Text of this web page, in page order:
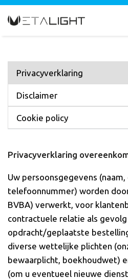
Privacyverklaring
Disclaimer
Cookie policy
Privacyverklaring
Uw persoonsgegevens
telefoonnummer) worden
BVBA) verwerkt, voor
contractuele relatie als gevolg
opdracht/geplaatste
diverse wettelijke plichten
bewaarplicht, boekhoudwet)
(om u eventueel nieuwe